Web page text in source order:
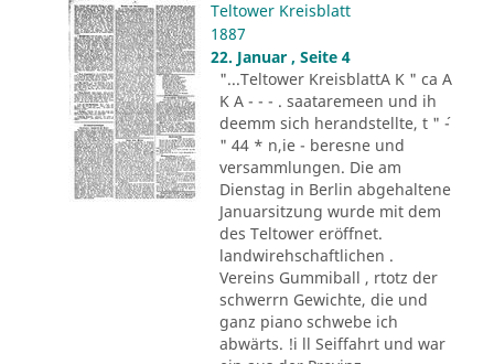
Teltower Kreisblatt
1887
22. Januar , Seite 4
"...Teltower KreisblattA K " ca A
K A - - - . saataremeen und ih
deemm sich herandstellte, t " ´-
" 44 * n,ie - beresne und
versammlungen. Die am
Dienstag in Berlin abgehaltene
Januarsitzung wurde mit dem
des Teltower eröffnet.
landwirehschaftlichen .
Vereins Gummiball , rtotz der
schwerrn Gewichte, die und
ganz piano schwebe ich
abwärts. !i ll Seiffahrt und war